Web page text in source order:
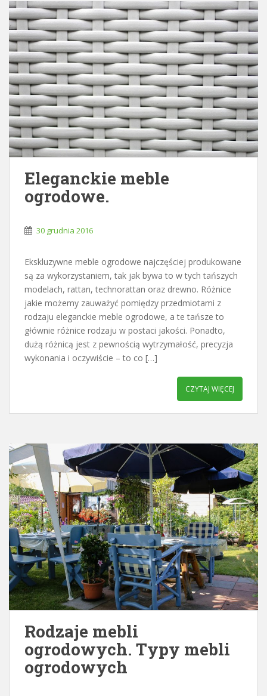
Eleganckie meble
ogrodowe.
30 grudnia 2016
Ekskluzywne meble ogrodowe najczęściej produkowane
są za wykorzystaniem, tak jak bywa to w tych tańszych
modelach, rattan, technorattan oraz drewno. Różnice
jakie możemy zauważyć pomiędzy przedmiotami z
rodzaju eleganckie meble ogrodowe, a te tańsze to
głównie różnice rodzaju w postaci jakości. Ponadto,
dużą różnicą jest z pewnością wytrzymałość, precyzja
wykonania i oczywiście – to co […]
CZYTAJ WIĘCEJ
Rodzaje mebli
ogrodowych. Typy mebli
ogrodowych